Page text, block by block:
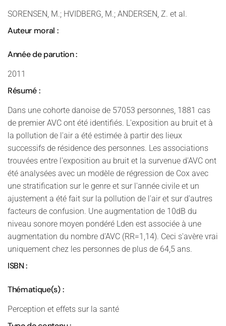
SORENSEN, M.; HVIDBERG, M.; ANDERSEN, Z. et al.
Auteur moral :
Année de parution :
2011
Résumé :
Dans une cohorte danoise de 57053 personnes, 1881 cas
de premier AVC ont été identifiés. L'exposition au bruit et à
la pollution de l'air a été estimée à partir des lieux
successifs de résidence des personnes. Les associations
trouvées entre l'exposition au bruit et la survenue d'AVC ont
été analysées avec un modèle de régression de Cox avec
une stratification sur le genre et sur l'année civile et un
ajustement a été fait sur la pollution de l'air et sur d'autres
facteurs de confusion. Une augmentation de 10dB du
niveau sonore moyen pondéré Lden est associée à une
augmentation du nombre d'AVC (RR=1,14). Ceci s'avère vrai
uniquement chez les personnes de plus de 64,5 ans.
ISBN :
Thématique(s) :
Perception et effets sur la santé